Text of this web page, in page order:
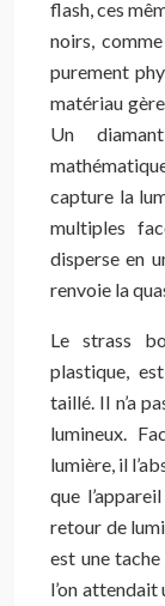
flash, ces
noirs,
purement
matériau
Un
capture la
multiples
disperse en
renvoie la
Le strass
plastique,
taillé. Il n’a
lumineux.
lumière, il
que
retour de
est une
l’on attendait